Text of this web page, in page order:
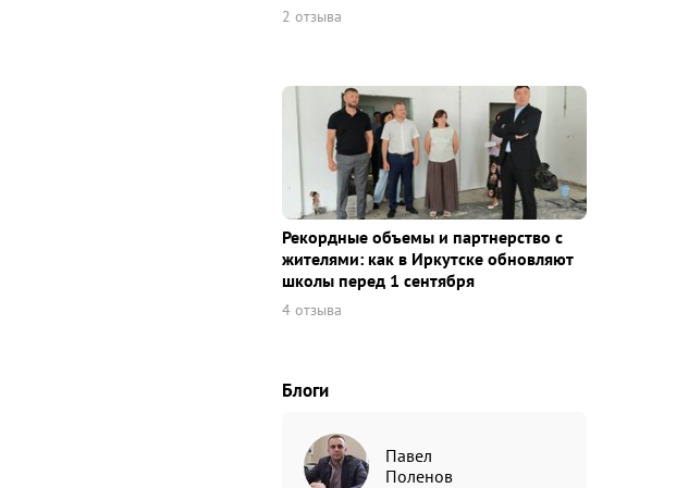
2 отзыва
Рекордные объемы и партнерство с
жителями: как в Иркутске обновляют
школы перед 1 сентября
4 отзыва
Блоги
Павел
Поленов